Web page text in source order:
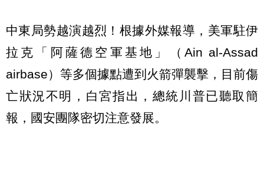
中東局勢越演越烈！根據外媒報導，美軍駐伊
拉克「阿薩德空軍基地」（Ain al-Assad
airbase）等多個據點遭到火箭彈襲擊，目前傷
亡狀況不明，白宮指出，總統川普已聽取簡
報，國安團隊密切注意發展。